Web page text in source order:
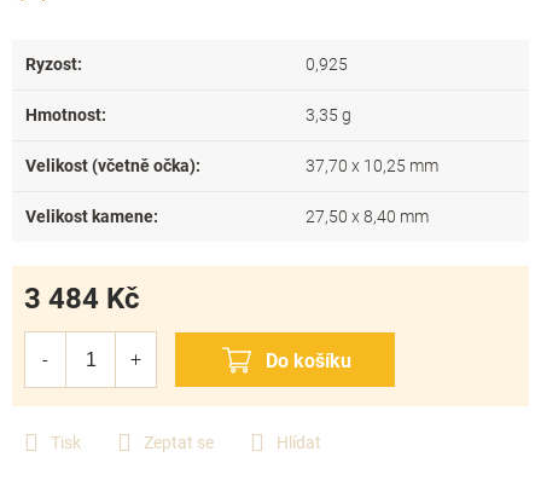
Tisk Zeptat se Hlídat
3 484 Kč
Ryzost: 0,925
Hmotnost: 3,35 g
Velikost (včetně očka): 37,70 x 10,25 mm
Velikost kamene: 27,50 x 8,40 mm